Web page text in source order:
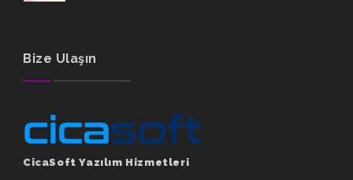
Bize Ulaşın
CicaSoft Yazılım Hizmetleri